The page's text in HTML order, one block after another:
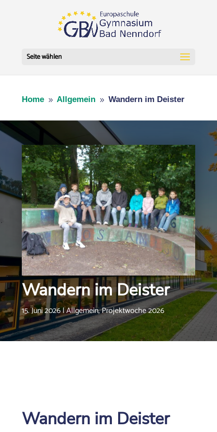
Seite wählen
Home 9 Allgemein 9 Wandern im Deister
Wandern im Deister
15. Juni 2026|Allgemein,Projektwoche 2026
Wandern im Deister